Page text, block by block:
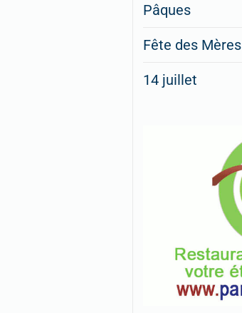
Pâques
Fête des Mères
14 juillet